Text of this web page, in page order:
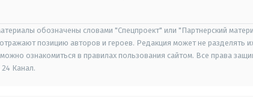
обозначены словами "Спецпроект" или "Партнерский
позицию авторов и героев. Редакция может не разделять
ознакомиться в правилах пользования сайтом. Все права
Канал.